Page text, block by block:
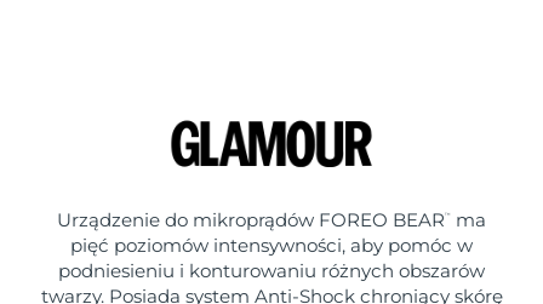
Urządzenie do mikroprądów FOREO BEAR ™
ma
pięć poziomów intensywności, aby pomóc w
podniesieniu i konturowaniu różnych obszarów
twarzy. Posiada system Anti-Shock chroniący skórę